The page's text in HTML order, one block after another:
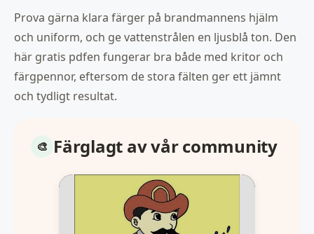
Prova gärna klara färger på brandmannens hjälm
och uniform, och ge vattenstrålen en ljusblå ton. Den
här gratis pdfen fungerar bra både med kritor och
färgpennor, eftersom de stora fälten ger ett jämnt
och tydligt resultat.
Färglagt av vår community